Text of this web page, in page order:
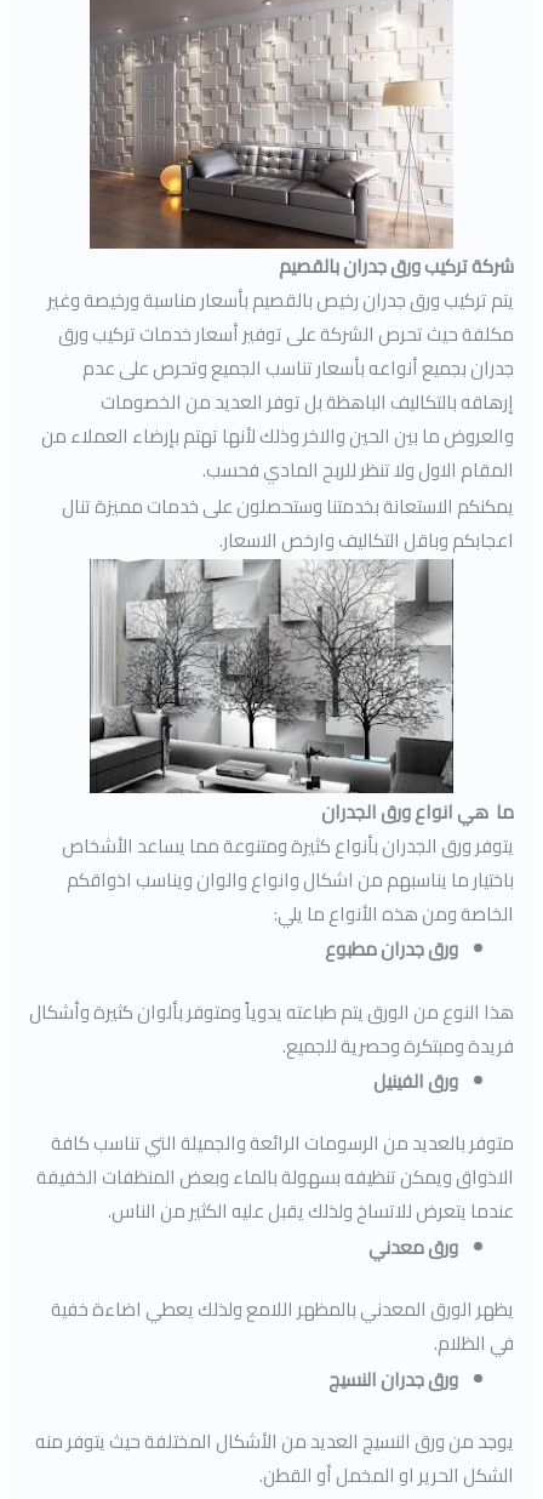
شركة تركيب ورق جدران بالقصيم
يتم تركيب ورق جدران رخيص بالقصيم بأسعار مناسبة ورخيصة وغير
مكلفة حيث تحرص الشركة على توفير أسعار خدمات تركيب ورق
جدران بجميع أنواعه بأسعار تناسب الجميع وتحرص على عدم
إرهاقه بالتكاليف الباهظة بل توفر العديد من الخصومات
والعروض ما بين الحين والاخر وذلك لأنها تهتم بإرضاء العملاء من
المقام الاول ولا تنظر للربح المادي فحسب.
يمكنكم الاستعانة بخدمتنا وستحصلون على خدمات مميزة تنال
اعجابكم وباقل التكاليف وارخص الاسعار.
ما هي انواع ورق الجدران
يتوفر ورق الجدران بأنواع كثيرة ومتنوعة مما يساعد الأشخاص
باختيار ما يناسبهم من اشكال وانواع والوان ويناسب اذواقكم
الخاصة ومن هذه الأنواع ما يلي:
ورق جدران مطبوع
هذا النوع من الورق يتم طباعته يدوياً ومتوفر بألوان كثيرة وأشكال
فريدة ومبتكرة وحصرية للجميع.
ورق الفينيل
متوفر بالعديد من الرسومات الرائعة والجميلة التي تناسب كافة
الاذواق ويمكن تنظيفه بسهولة بالماء وبعض المنظفات الخفيفة
عندما يتعرض للاتساخ ولذلك يقبل عليه الكثير من الناس.
ورق معدني
يظهر الورق المعدني بالمظهر اللامع ولذلك يعطي اضاءة خفية
في الظلام.
ورق جدران النسيج
يوجد من ورق النسيج العديد من الأشكال المختلفة حيث يتوفر منه
الشكل الحرير او المخمل أو القطن.